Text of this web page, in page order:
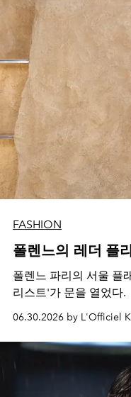
FASHION
폴렌느의 레더 플
폴렌느 파리의 서울 플
리스트'가 문을 열었다.
06.30.2026 by L'Officiel